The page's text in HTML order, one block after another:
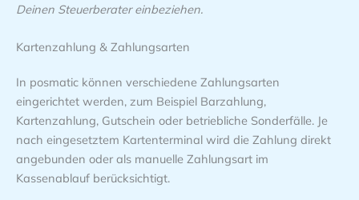
Deinen Steuerberater einbeziehen.
Kartenzahlung & Zahlungsarten
In posmatic können verschiedene Zahlungsarten
eingerichtet werden, zum Beispiel Barzahlung,
Kartenzahlung, Gutschein oder betriebliche Sonderfälle. Je
nach eingesetztem Kartenterminal wird die Zahlung direkt
angebunden oder als manuelle Zahlungsart im
Kassenablauf berücksichtigt.